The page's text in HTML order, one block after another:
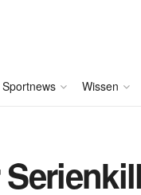
Sportnews Wissen